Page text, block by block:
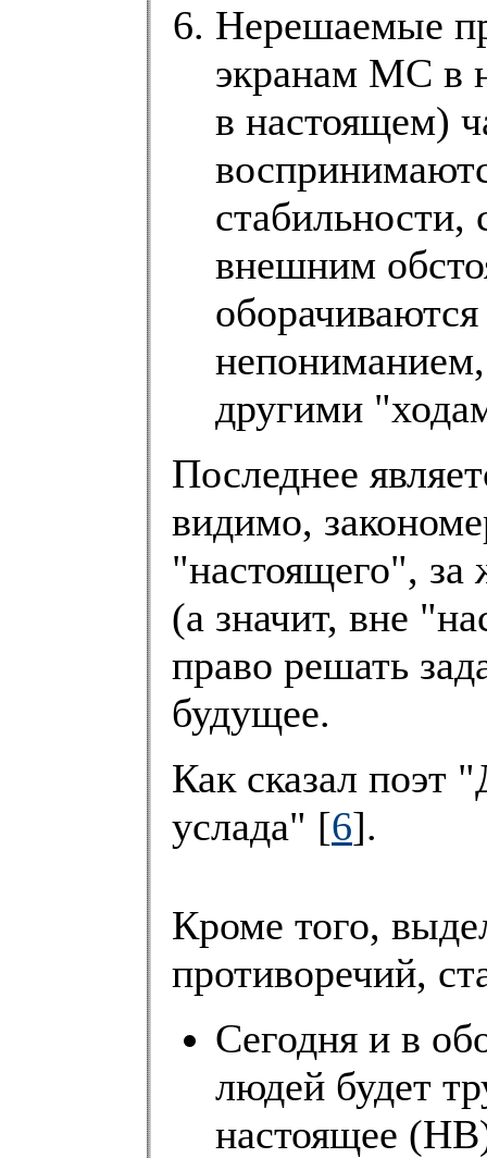
Нерешаемые
экранам МС в
в настоящем)
внешним
другими
Последнее
видимо,
"настоящего", за
(а значит, вне
право решать
будущее.
Как сказал поэт
услада" [6].
Кроме того,
противоречий,
Сегодня и в
людей будет
настоящее